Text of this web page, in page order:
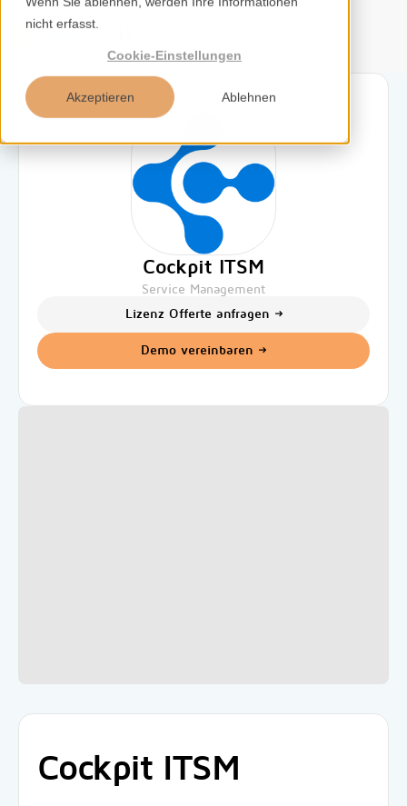
nicht erfasst.
Cookie-Einstellungen
Akzeptieren Ablehnen
Insights
Über uns
Cockpit ITSM
Service Management
Lizenz Offerte anfragen
Demo vereinbaren
Cockpit ITSM